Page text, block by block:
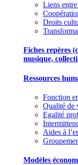
Liens
Droits
Fiches repères
musique,
Ressources
Fonction
Qualité de
Egalité
Aides à
Modèles